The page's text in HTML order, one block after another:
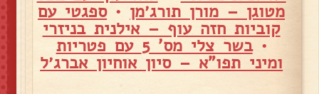
מטוגן – מורן תורג׳מן •ספגטי עם
קוביות חזה עוף – אילנית בניזרי
• בשר צלי מס' 5 עם פטריות
ומיני תפו"א – סיון אוחיון אברג׳ל